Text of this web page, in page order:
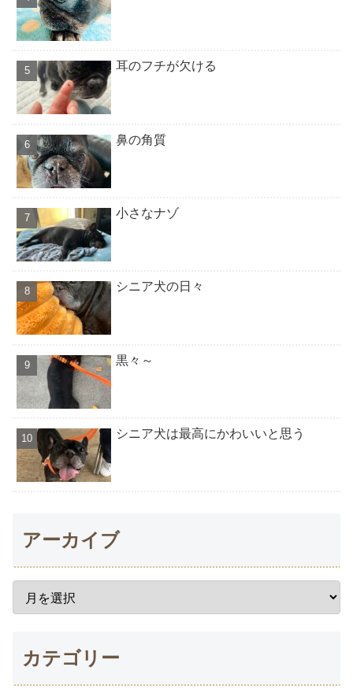
耳のフチが欠ける
鼻の角質
小さなナゾ
シニア犬の日々
黒々～
シニア犬は最高にかわいいと思う
アーカイブ
カテゴリー